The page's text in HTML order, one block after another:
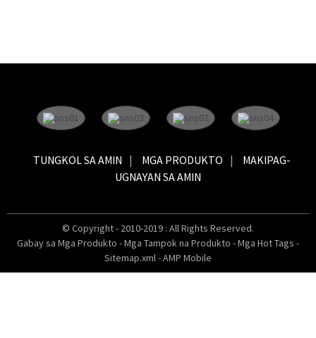
TUNGKOL SA AMIN MGA PRODUKTO
MAKIPAG-
UGNAYAN SA AMIN
© Copyright - 2010-2019 : All Rights Reserved.
Gabay sa Mga Produkto -Mga Tampok na Produkto -Mga Hot Tags -
Sitemap.xml -AMP Mobile